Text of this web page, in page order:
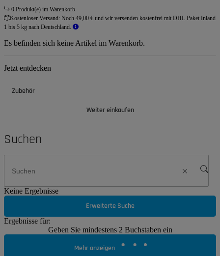
0 Produkt(e) im Warenkorb
Kostenloser Versand: Noch 49,00 € und wir versenden kostenfrei mit DHL Paket Inland
1 bis 5 kg nach Deutschland.
Es befinden sich keine Artikel im Warenkorb.
Jetzt entdecken
Zubehör
Weiter einkaufen
Suchen
Keine Ergebnisse
Erweiterte Suche
Ergebnisse für:
Geben Sie mindestens 2 Buchstaben ein
Mehr anzeigen